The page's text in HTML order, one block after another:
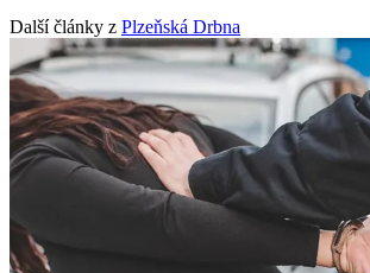
Další články z Plzeňská Drbna